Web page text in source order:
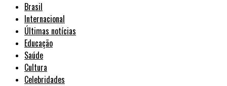
Brasil
Internacional
Últimas notícias
Educação
Saúde
Cultura
Celebridades